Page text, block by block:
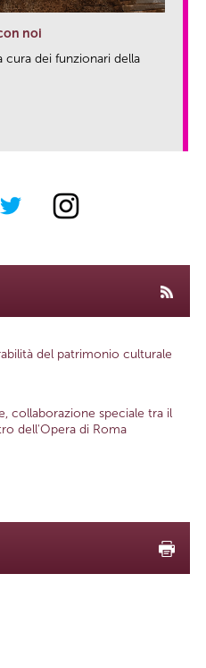
noi
cura dei funzionari della
del patrimonio culturale
collaborazione speciale tra il
dell'Opera di Roma